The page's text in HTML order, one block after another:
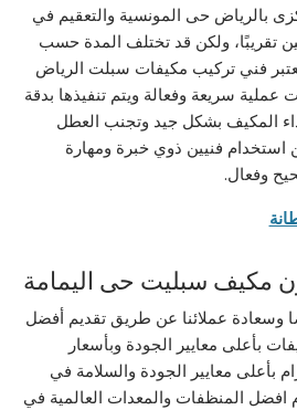
بالرياض حى المونسية والتعقيم في
تقريبًا، ولكن قد تختلف المدة حسب
فني تركيب مكيفات سبلت الرياض
سريعة وفعالة ويتم تنفيذها بدقة
المكيف بشكل جيد وتجنب العطل
استخدام فنيين ذوي خبرة ومهارة
وفعال.
مكيف سبليت حى اليمامة
وسعادة عملائنا عن طريق تقديم أفضل
بأعلى معايير الجودة وبأسعار
بأعلى معايير الجودة والسلامة في
افضل المنظفات والمعدات العالمية في